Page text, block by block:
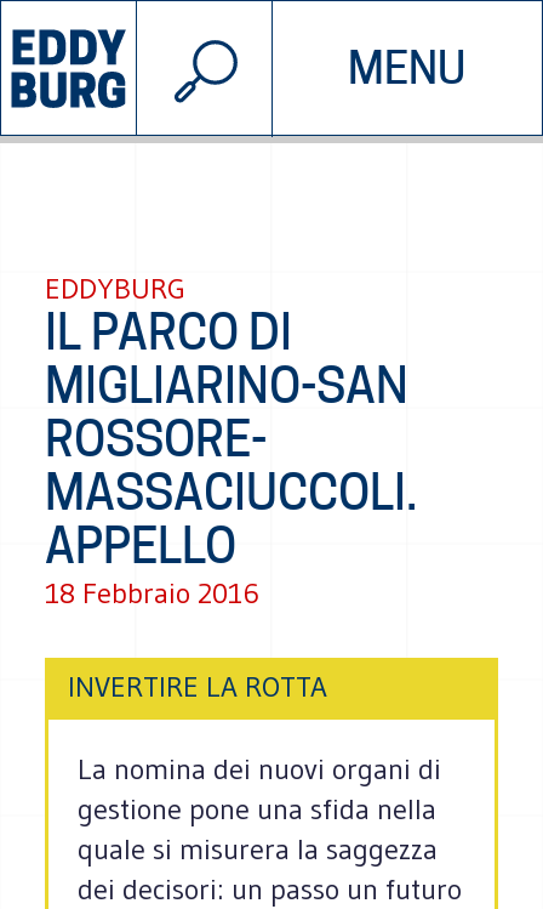
MENU
INIZIATIVE CHI SIAMO
© 2026 EDDYBURG
EDDYBURG
IL PARCO DI
MIGLIARINO-SAN
ROSSORE-
MASSACIUCCOLI.
APPELLO
18 Febbraio 2016
INVERTIRE LA ROTTA
La nomina dei nuovi organi di
gestione pone una sfida nella
quale si misurera la saggezza
dei decisori: un passo un futuro